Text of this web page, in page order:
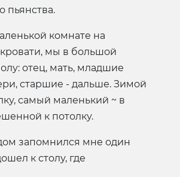
пьянства.
комнате на
мы в большой
отец, мать, младшие
старшие - дальше. Зимой
самый маленький ~ в
к потолку.
запомнился мне один
к столу, где